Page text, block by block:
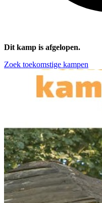
Dit kamp is afgelopen.
Zoek toekomstige kampen